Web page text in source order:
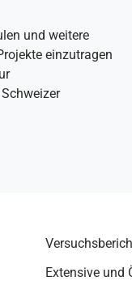
und weitere
einzutragen
Extensive und